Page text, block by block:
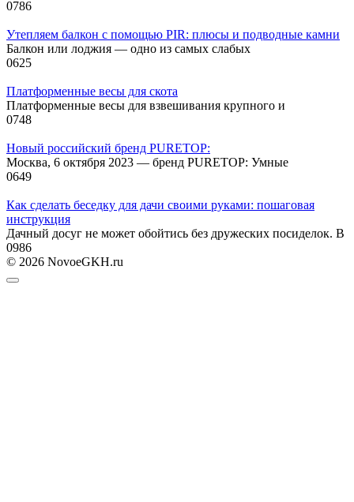
0786
Утепляем балкон с помощью PIR: плюсы и подводные камни
Балкон или лоджия — одно из самых слабых
0625
Платформенные весы для скота
Платформенные весы для взвешивания крупного и
0748
Новый российский бренд PURETOP:
Москва, 6 октября 2023 — бренд PURETOP: Умные
0649
Как сделать беседку для дачи своими руками: пошаговая
инструкция
Дачный досуг не может обойтись без дружеских посиделок. В
0986
© 2026 NovoeGKH.ru